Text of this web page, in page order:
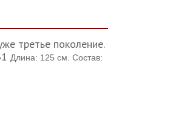
третье поколение.
Длина: 125 см. Состав: